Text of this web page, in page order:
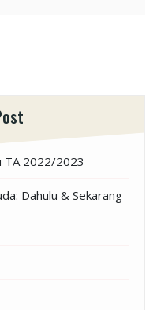
TA 2022/2023
Dahulu & Sekarang